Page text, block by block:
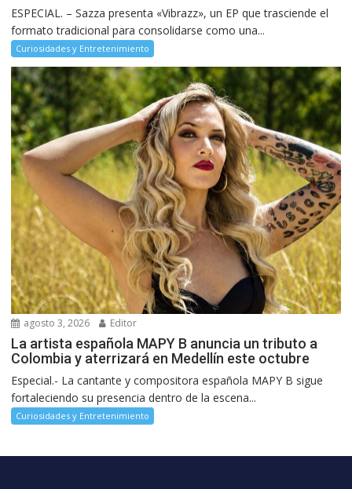
ESPECIAL. – Sazza presenta «Vibrazz», un EP que trasciende el
formato tradicional para consolidarse como una...
Curiosidades y Entretenimiento
agosto 3, 2026 Editor
La artista española MAPY B anuncia un tributo a
Colombia y aterrizará en Medellín este octubre
Especial.- La cantante y compositora española MAPY B sigue
fortaleciendo su presencia dentro de la escena...
Curiosidades y Entretenimiento